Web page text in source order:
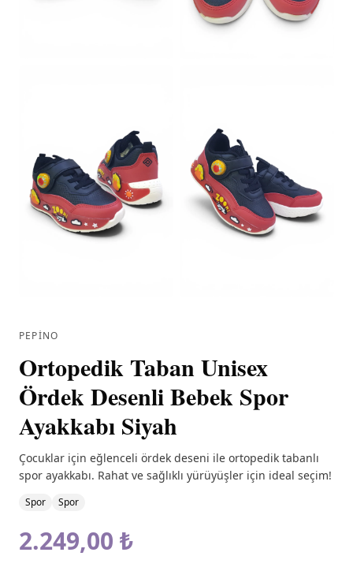
PEPINO
Ortopedik Taban Unisex
Ördek Desenli Bebek Spor
Ayakkabı Siyah
Çocuklar için eğlenceli ördek deseni ile ortopedik tabanlı
spor ayakkabı. Rahat ve sağlıklı yürüyüşler için ideal seçim!
Spor Spor
2.249,00 ₺